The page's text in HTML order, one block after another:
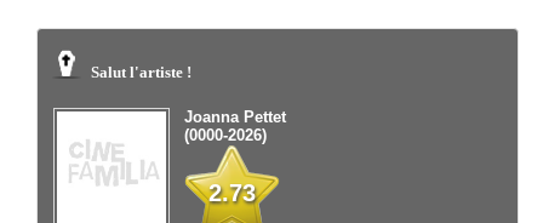
Salut l'artiste !
Joanna Pettet
(0000-2026)
2.73